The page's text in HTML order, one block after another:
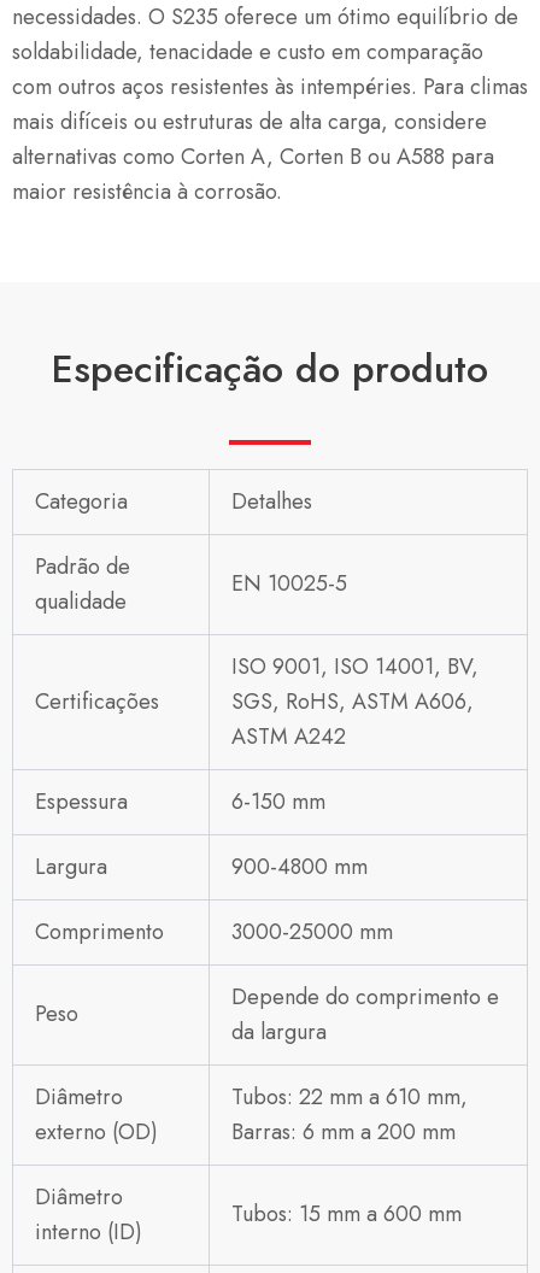
necessidades. O S235 oferece um ótimo equilíbrio de
soldabilidade, tenacidade e custo em comparação
com outros aços resistentes às intempéries. Para climas
mais difíceis ou estruturas de alta carga, considere
alternativas como Corten A, Corten B ou A588 para
maior resistência à corrosão.
Especificação do produto
Categoria Detalhes
Padrão de
qualidade
EN 10025-5
Certificações
ISO 9001, ISO 14001, BV,
SGS, RoHS, ASTM A606,
ASTM A242
Espessura 6-150 mm
Largura 900-4800 mm
Comprimento 3000-25000 mm
Peso
Depende do comprimento e
da largura
Diâmetro
externo (OD)
Tubos: 22 mm a 610 mm,
Barras: 6 mm a 200 mm
Diâmetro
interno (ID)
Tubos: 15 mm a 600 mm